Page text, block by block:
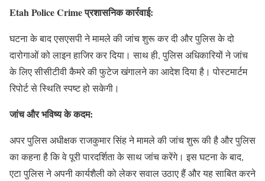
Etah Police Crime प्रशासनिक कार्रवाई:
घटना के बाद एसएसपी ने मामले की जांच शुरू कर दी और पुलिस के दो
दारोगाओं को लाइन हाजिर कर दिया। साथ ही, पुलिस अधिकारियों ने जांच
के लिए सीसीटीवी कैमरे की फुटेज खंगालने का आदेश दिया है। पोस्टमार्टम
रिपोर्ट से स्थिति स्पष्ट हो सकेगी।
जांच और भविष्य के कदम:
अपर पुलिस अधीक्षक राजकुमार सिंह ने मामले की जांच शुरू की है और पुलिस
का कहना है कि वे पूरी पारदर्शिता के साथ जांच करेंगे। इस घटना के बाद,
एटा पुलिस ने अपनी कार्यशैली को लेकर सवाल उठाए हैं और यह साबित करने